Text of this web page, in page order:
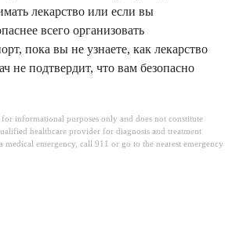
лекарство или если вы
всего организовать
пока вы не узнаете, как лекарство
не подтвердит, что вам безопасно
informational purposes only and does not constitute
healthcare provider for diagnosis and treatment
emergency, call 911 or go to the nearest emergency